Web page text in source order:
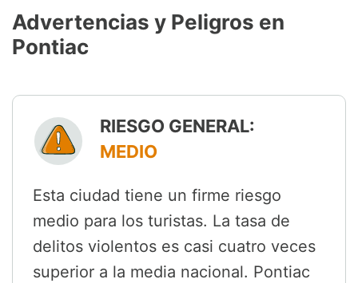
Advertencias y Peligros en
Pontiac
RIESGO GENERAL:
MEDIO
Esta ciudad tiene un firme riesgo
medio para los turistas. La tasa de
delitos violentos es casi cuatro veces
superior a la media nacional. Pontiac